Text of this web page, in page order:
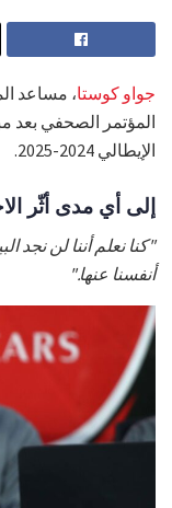
جواو كوستا، مساعد
المؤتمر الصحفي بعد
الإيطالي 2024-2025.
إلى أي مدى أثّر
"كنا نعلم أننا لن نجد
أنفسنا عنها."